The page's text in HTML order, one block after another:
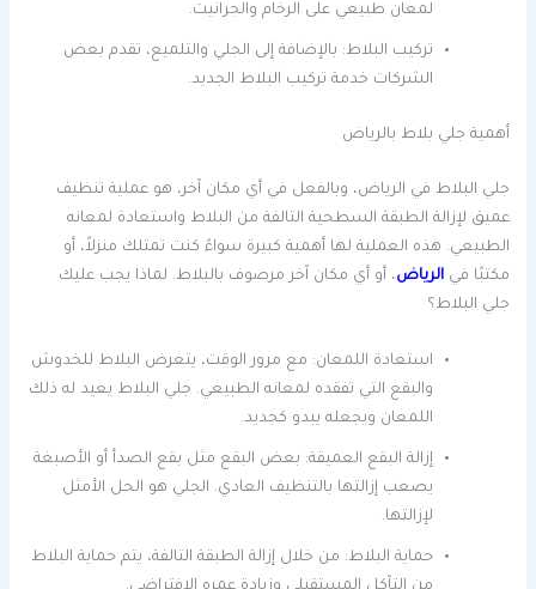
لمعان طبيعي على الرخام والجرانيت.
تركيب البلاط: بالإضافة إلى الجلي والتلميع، تقدم بعض
الشركات خدمة تركيب البلاط الجديد.
أهمية جلي بلاط بالرياض
جلي البلاط في الرياض، وبالفعل في أي مكان آخر، هو عملية تنظيف
عميق لإزالة الطبقة السطحية التالفة من البلاط واستعادة لمعانه
الطبيعي. هذه العملية لها أهمية كبيرة سواءً كنت تمتلك منزلاً، أو
مكتبًا فيالرياض، أو أي مكان آخر مرصوف بالبلاط. لماذا يجب عليك
جلي البلاط؟
استعادة اللمعان: مع مرور الوقت، يتعرض البلاط للخدوش
والبقع التي تفقده لمعانه الطبيعي. جلي البلاط يعيد له ذلك
اللمعان ويجعله يبدو كجديد.
إزالة البقع العميقة: بعض البقع مثل بقع الصدأ أو الأصبغة
يصعب إزالتها بالتنظيف العادي. الجلي هو الحل الأمثل
لإزالتها.
حماية البلاط: من خلال إزالة الطبقة التالفة، يتم حماية البلاط